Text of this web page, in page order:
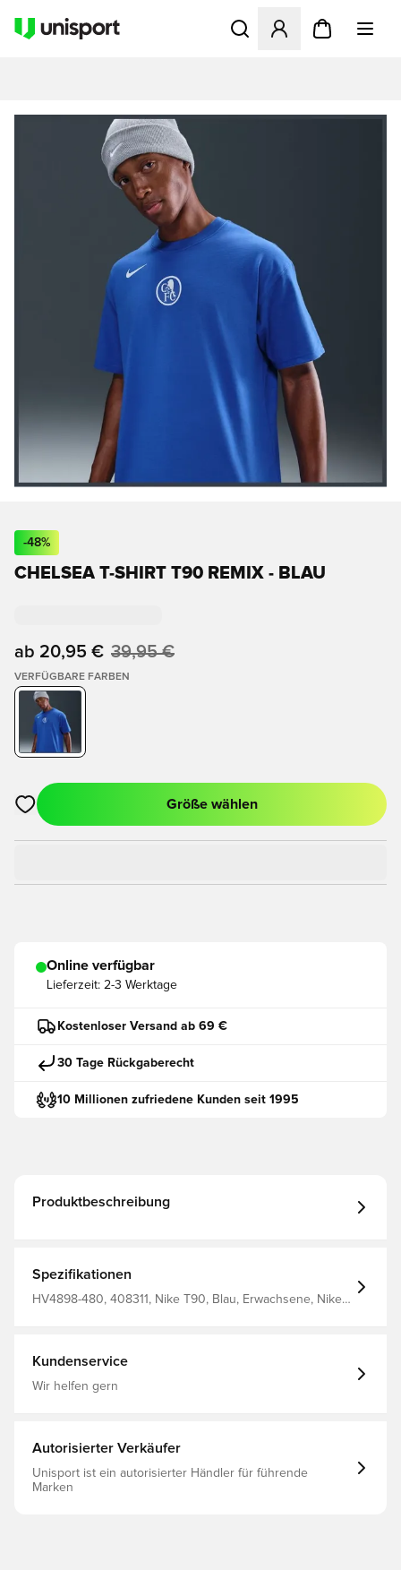
Öffnet ein neues Fenster
-48%
CHELSEA T-SHIRT T90 REMIX - BLAU
ab 20,95 € 39,95 €
VERFÜGBARE FARBEN
Öffnet ein neues Fenster zum Anmelden oder Registrieren
Größe wählen
Online verfügbar
Lieferzeit: 2-3 Werktage
Kostenloser Versand ab 69 €
30 Tage Rückgaberecht
10 Millionen zufriedene Kunden seit 1995
Produktbeschreibung
Spezifikationen
HV4898-480, 408311, Nike T90, Blau, Erwachsene, Nike,
Kundenservice
Wir helfen gern
Autorisierter Verkäufer
Unisport ist ein autorisierter Händler für führende
Marken